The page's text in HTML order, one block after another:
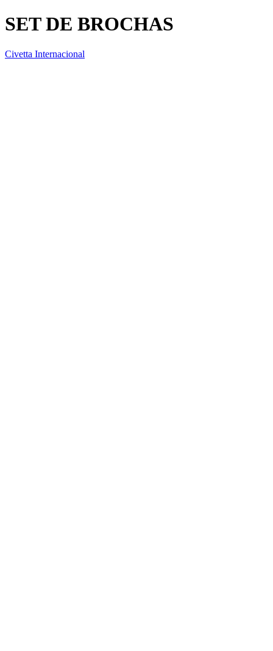
SET DE BROCHAS
Civetta Internacional